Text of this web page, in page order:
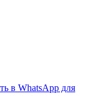
в WhatsApp для